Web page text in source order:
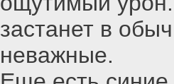
застанет в
неважные.